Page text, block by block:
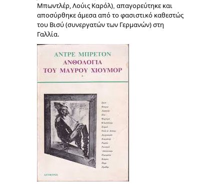
Μπωντλέρ, Λούις Καρόλ), απαγορεύτηκε και
αποσύρθηκε άμεσα από το φασιστικό καθεστώς
του Βισύ (συνεργατών των Γερμανών) στη
Γαλλία.